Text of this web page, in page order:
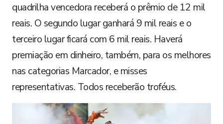
quadrilha vencedora receberá o prêmio de 12 mil
reais. O segundo lugar ganhará 9 mil reais e o
terceiro lugar ficará com 6 mil reais. Haverá
premiação em dinheiro, também, para os melhores
nas categorias Marcador, e misses
representativas. Todos receberão troféus.